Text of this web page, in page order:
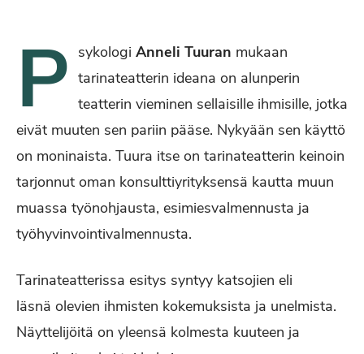
P sykologi Anneli Tuuran mukaan
tarinateatterin ideana on alunperin
teatterin vieminen sellaisille ihmisille, jotka
eivät muuten sen pariin pääse. Nykyään sen käyttö
on moninaista. Tuura itse on tarinateatterin keinoin
tarjonnut oman konsulttiyrityksensä kautta muun
muassa työnohjausta, esimiesvalmennusta ja
työhyvinvointivalmennusta.
Tarinateatterissa esitys syntyy katsojien eli
läsnä olevien ihmisten kokemuksista ja unelmista.
Näyttelijöitä on yleensä kolmesta kuuteen ja